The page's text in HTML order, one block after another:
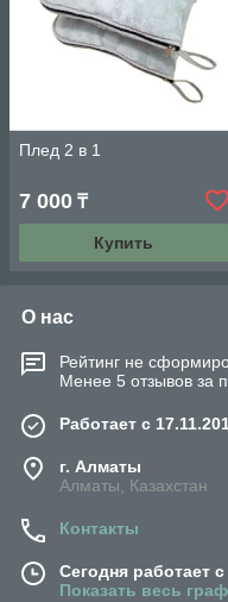
Плед 2 в 1
7 000 ₸
Купить
О нас
Рейтинг не
Менее 5 отзывов за
Работает с
г. Алматы
Алматы, Казахстан
Контакты
Сегодня работает
Показать весь